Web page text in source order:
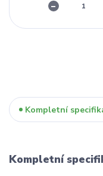
Kompletní
Kompletní